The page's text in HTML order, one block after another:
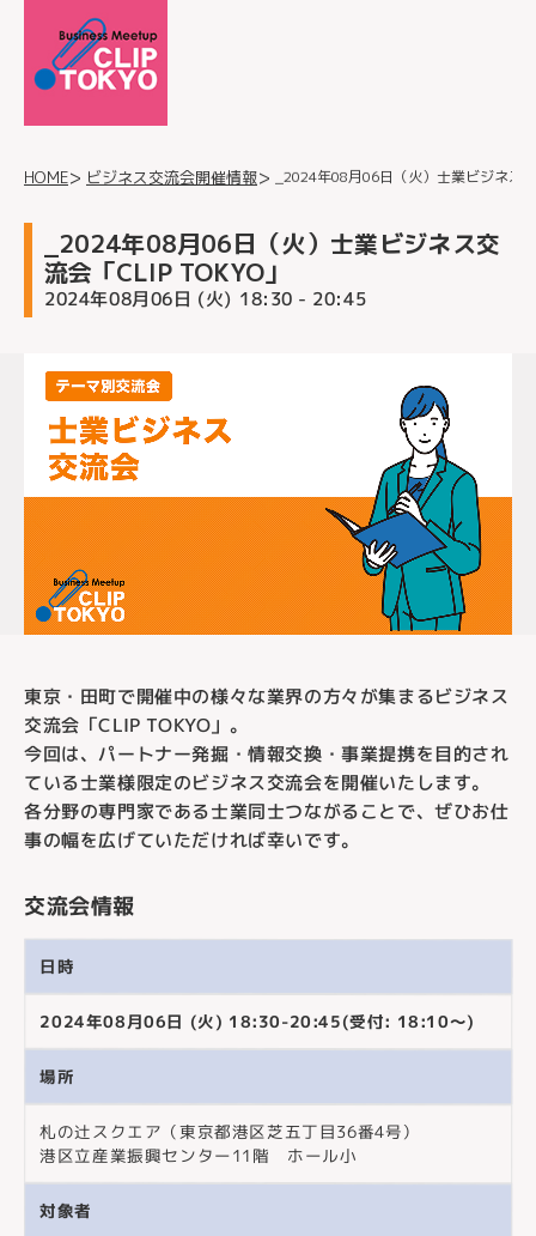
HOME ビジネス交流会開催情報 _2024年08月06日（火）士業ビジネス
_2024年08月06日（火）士業ビジネス交
流会「CLIP TOKYO」
2024年08月06日 (火) 18:30 - 20:45
東京・田町で開催中の様々な業界の方々が集まるビジネス
交流会「CLIP TOKYO」。
今回は、パートナー発掘・情報交換・事業提携を目的され
ている士業様限定のビジネス交流会を開催いたします。
各分野の専門家である士業同士つながることで、ぜひお仕
事の幅を広げていただければ幸いです。
交流会情報
日時
2024年08月06日 (火) 18:30-20:45(受付: 18:10～)
場所
札の辻スクエア（東京都港区芝五丁目36番4号）
港区立産業振興センター11階 ホール小
対象者